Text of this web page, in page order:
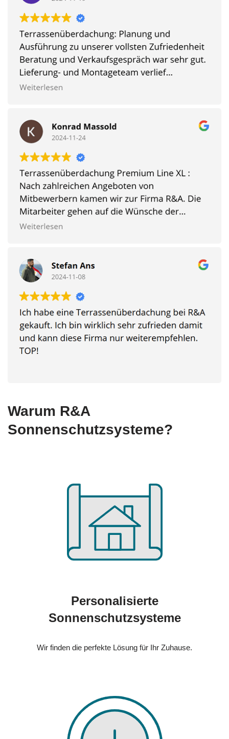
Warum R&A
Sonnenschutzsysteme?
Personalisierte
Sonnenschutzsysteme
Wir finden die perfekte Lösung für Ihr Zuhause.